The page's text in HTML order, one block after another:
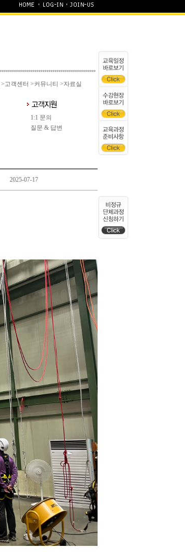
>고객센터 >커뮤니티 >자료실
1:1 문의
질문 & 답변
2025-07-17